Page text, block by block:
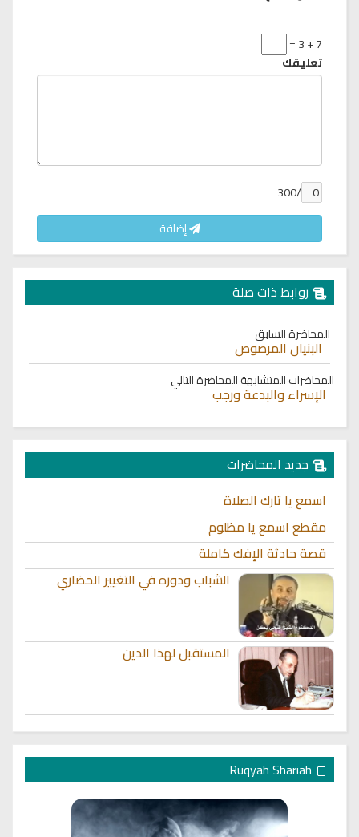
7 + 3 =
تعليقك
/300
إضافة
روابط ذات صلة
المحاضرة السابق
البنيان المرصوص
المحاضرات المتشابهةالمحاضرة التالي
الإسراء والبدعة ورجب
جديد المحاضرات
اسمع يا تارك الصلاة
مقطع اسمع يا مظلوم
قصة حادثة الإفك كاملة
الشباب ودوره في التغيير الحضاري
المستقبل لهذا الدين